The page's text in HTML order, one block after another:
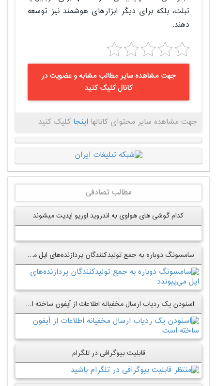
تبلت، بلکه برای دیگر ابزارهای هوشمند نیز توسعه
دهند.
جهت مشاهده سایر مطالب مشابه و عضویت در
کانال کلیک کنید
جهت مشاهده سایر محتوای کانالها اینجا کلیک کنید
مطالب تصادفی
کدام گوشی های هواوی به اندروید اوریو اپدیت میشوند
سامسونگ دوباره به جمع تولیدکنندگان پردازنده‌های اپل می‌پیوندد
اسنودن یک ردیاب ارسال مخفیانه اطلاعات از آیفون ساخته است
قابلیت بیوگرافی در تلگرام